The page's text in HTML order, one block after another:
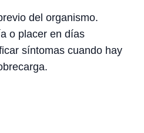
del organismo.
o placer en días
síntomas cuando hay